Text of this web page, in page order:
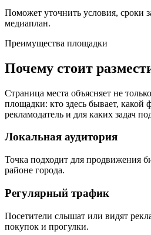
Поможет уточнить условия, сроки
медиаплан.
Преимущества площадки
Почему стоит
Страница места объясняет не
площадки: кто здесь бывает, какой
рекламодатель и для каких задач
Локальная аудитория
Точка подходит для продвижения
районе города.
Регулярный трафик
Посетители слышат или видят
покупок и прогулки.